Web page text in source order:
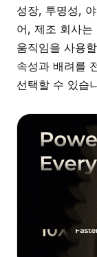
성장, 투명성,
어, 제조 회사는
움직임을 사용
속성과 배려를
선택할 수 있습